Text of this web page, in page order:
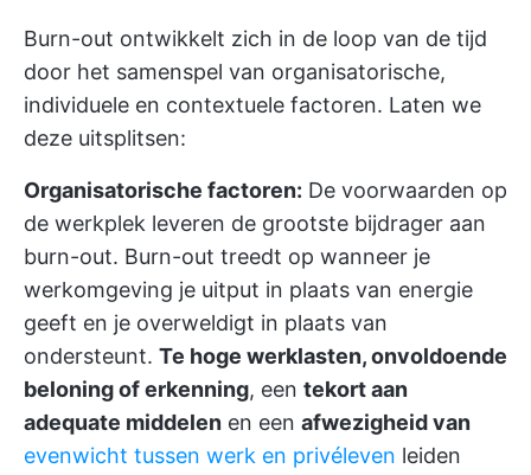
Burn-out ontwikkelt zich in de loop van de tijd
door het samenspel van organisatorische,
individuele en contextuele factoren. Laten we
deze uitsplitsen:
Organisatorische factoren: De voorwaarden op
de werkplek leveren de grootste bijdrager aan
burn-out. Burn-out treedt op wanneer je
werkomgeving je uitput in plaats van energie
geeft en je overweldigt in plaats van
ondersteunt. Te hoge werklasten, onvoldoende
beloning of erkenning, een tekort aan
adequate middelen en een afwezigheid van
evenwicht tussen werk en privéleven leiden